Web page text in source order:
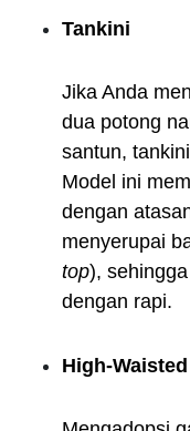
Tankini
Jika Anda
dua potong
santun,
Model ini
dengan
menyerupai
top),
dengan rapi.
High-